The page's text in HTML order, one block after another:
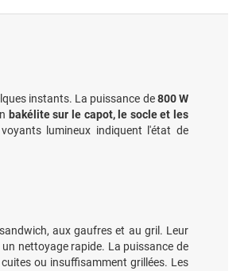
instants. La puissance de800 W
bakélite sur le capot, le socle et les
lumineux indiquent l'état de
aux gaufres et au gril. Leur
nettoyage rapide. La puissance de
ou insuffisamment grillées. Les